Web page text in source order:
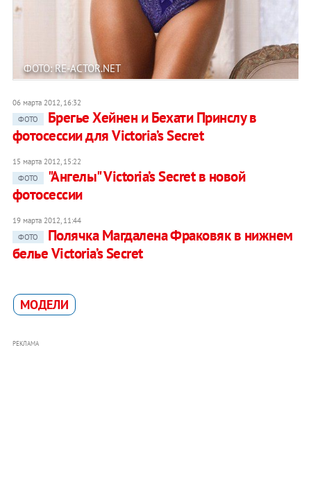
ФОТО: RE-ACTOR.NET
06 марта 2012, 16:32
ФОТО
Брегье Хейнен и Бехати Принслу в
фотосессии для Victoria’s Secret
15 марта 2012, 15:22
ФОТО
"Ангелы" Victoria’s Secret в новой
фотосессии
19 марта 2012, 11:44
ФОТО
Полячка Магдалена Фраковяк в нижнем
белье Victoria’s Secret
МОДЕЛИ
РЕКЛАМА